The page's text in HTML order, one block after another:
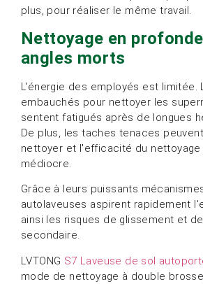
plus, pour réaliser le même travail.
Nettoyage en
angles morts
L'énergie des employés est limitée.
embauchés pour nettoyer les
sentent fatigués après de longues
De plus, les taches tenaces
nettoyer et l'efficacité du
médiocre.
Grâce à leurs puissants
autolaveuses aspirent rapidement
ainsi les risques de glissement et
secondaire.
LVTONG S7 Laveuse de sol
mode de nettoyage à double